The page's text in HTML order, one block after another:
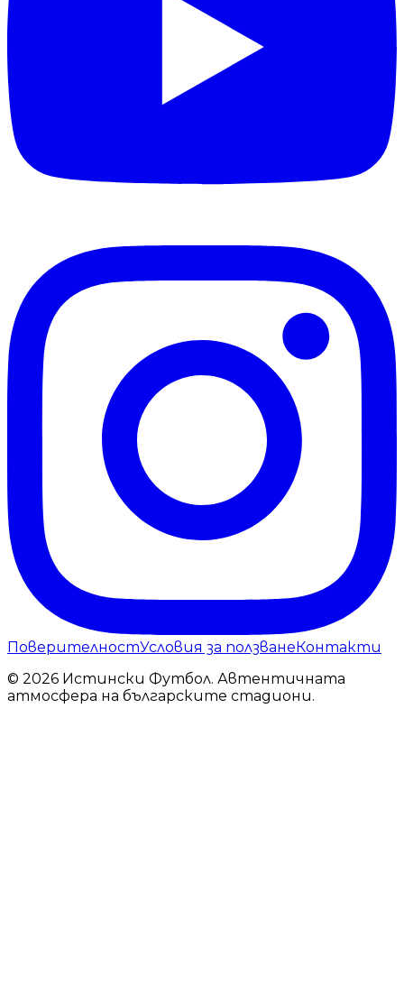
ПоверителностУсловия за ползванеКонтакти
© 2026 Истински Футбол. Автентичната
атмосфера на българските стадиони.